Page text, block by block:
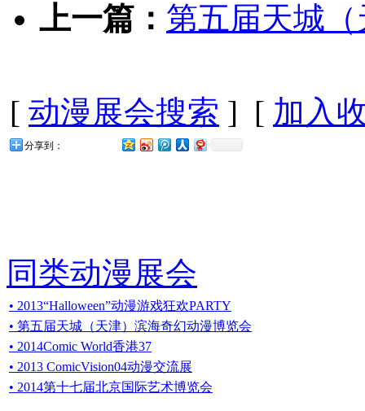
上一篇： 第五届天城
[ 动漫展会搜索 ] [ 加入
分享到：
同类动漫展会
• 2013“Halloween”动漫游戏狂欢PARTY
• 第五届天城（天津）滨海奇幻动漫博览会
• 2014Comic World香港37
• 2013 ComicVision04动漫交流展
• 2014第十七届北京国际艺术博览会